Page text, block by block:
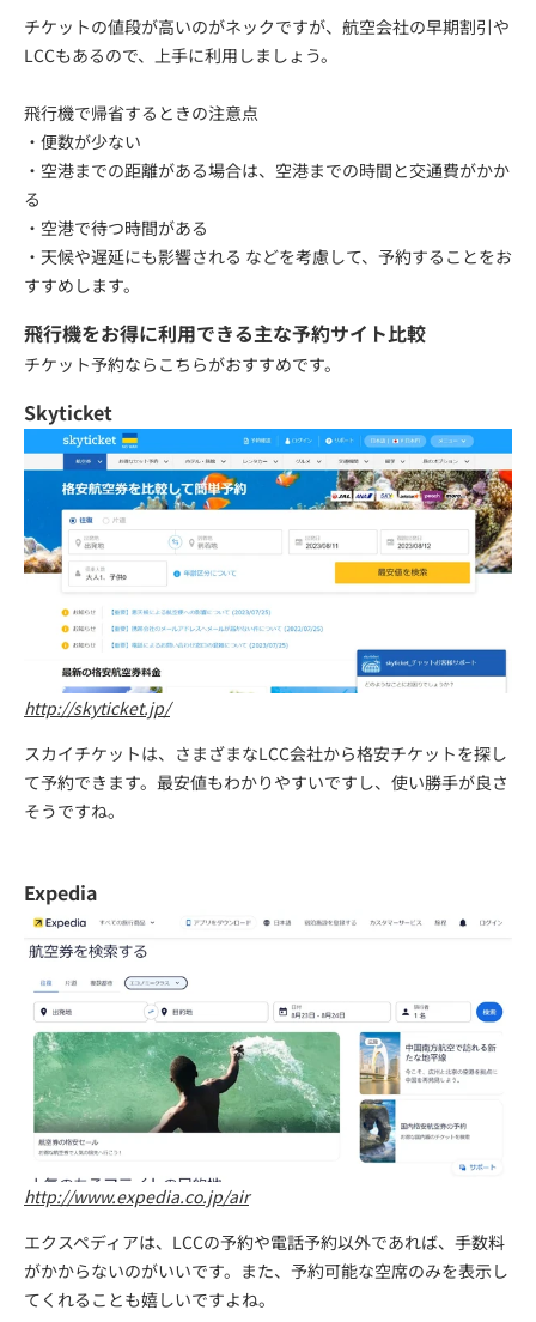
チケットの値段が高いのがネックですが、航空会社の早期割引や
LCCもあるので、上手に利用しましょう。
飛行機で帰省するときの注意点
・便数が少ない
・空港までの距離がある場合は、空港までの時間と交通費がかか
る
・空港で待つ時間がある
・天候や遅延にも影響される などを考慮して、予約することをお
すすめします。
飛行機をお得に利用できる主な予約サイト比較
チケット予約ならこちらがおすすめです。
Skyticket
http://skyticket.jp/
スカイチケットは、さまざまなLCC会社から格安チケットを探し
て予約できます。最安値もわかりやすいですし、使い勝手が良さ
そうですね。
Expedia
http://www.expedia.co.jp/air
エクスペディアは、LCCの予約や電話予約以外であれば、手数料
がかからないのがいいです。また、予約可能な空席のみを表示し
てくれることも嬉しいですよね。